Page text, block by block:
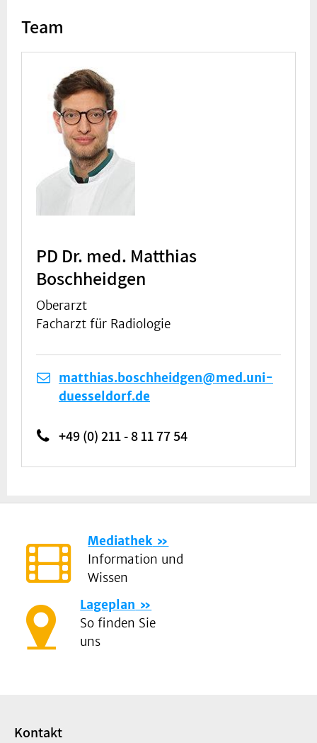
Team
PD Dr. med. Matthias
Boschheidgen
Oberarzt
Facharzt für Radiologie
matthias.boschheidgen@med.uni-
duesseldorf.de
+49 (0) 211 - 8 11 77 54
Mediathek
Information und
Wissen
Lageplan
So finden Sie
uns
Kontakt